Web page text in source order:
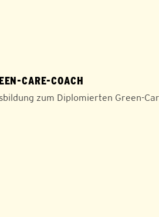
CARE-COACH
zum Diplomierten Green-